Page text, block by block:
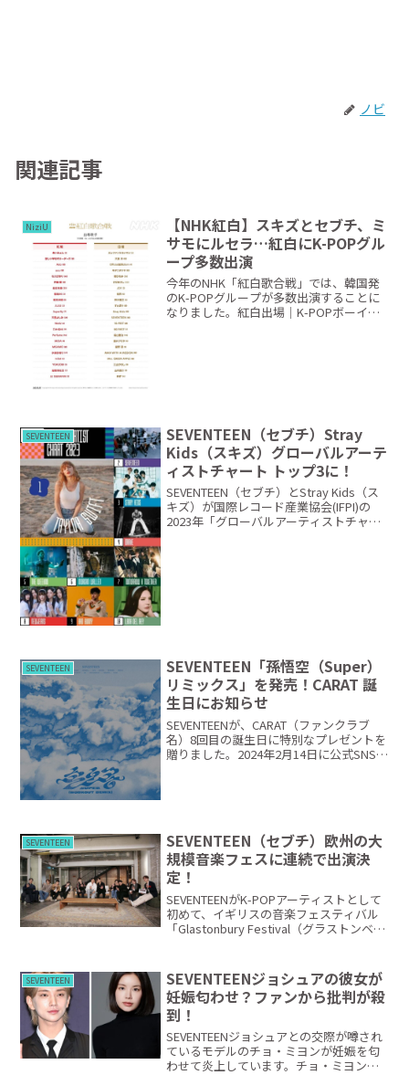
ノビ
関連記事
NiziU
【NHK紅白】スキズとセブチ、ミ
サモにルセラ…紅白にK-POPグル
ープ多数出演
今年のNHK「紅白歌合戦」では、韓国発
のK-POPグループが多数出演することに
なりました。紅白出場｜K-POPボーイズ
SEVENTEEN
SEVENTEEN（セブチ）Stray
Kids（スキズ）グローバルアーテ
ィストチャート トップ3に！
SEVENTEEN（セブチ）とStray Kids（ス
キズ）が国際レコード産業協会(IFPI)の
2023年「グローバルアーティストチャー
SEVENTEEN
SEVENTEEN「孫悟空（Super）
リミックス」を発売！CARAT 誕
生日にお知らせ
SEVENTEENが、CARAT（ファンクラブ
名）8回目の誕生日に特別なプレゼントを
贈りました。2024年2月14日に公式SNSを
SEVENTEEN
SEVENTEEN（セブチ）欧州の大
規模音楽フェスに連続で出演決
定！
SEVENTEENがK-POPアーティストとして
初めて、イギリスの音楽フェスティバル
「Glastonbury Festival（グラストンベリ
SEVENTEEN所属事務所のプ...
SEVENTEEN
SEVENTEENジョシュアの彼女が
妊娠匂わせ？ファンから批判が殺
到！
SEVENTEENジョシュアとの交際が噂され
ているモデルのチョ・ミヨンが妊娠を匂
わせて炎上しています。チョ・ミヨンは